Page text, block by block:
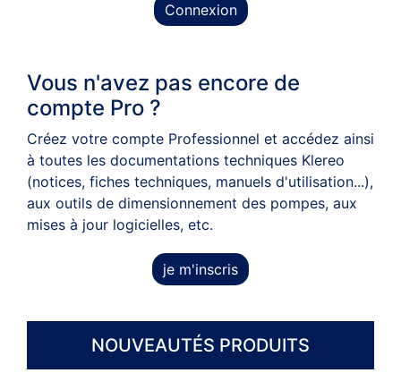
Connexion
Vous n'avez pas encore de
compte Pro ?
Créez votre compte Professionnel et accédez ainsi
à toutes les documentations techniques Klereo
(notices, fiches techniques, manuels d'utilisation...),
aux outils de dimensionnement des pompes, aux
mises à jour logicielles, etc.
je m'inscris
NOUVEAUTÉS PRODUITS